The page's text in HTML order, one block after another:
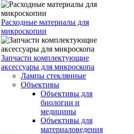
Расходные материалы для
микроскопии
Запчасти комплектующие
аксессуары для микроскопа
Лампы стеклянные
Объективы
Объективы для
биологии и
медицины
Объективы для
материаловедения